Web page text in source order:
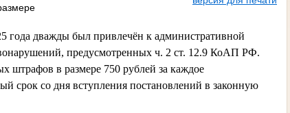
года дважды был привлечён к административной
предусмотренных ч. 2 ст. 12.9 КоАП РФ.
штрафов в размере 750 рублей за каждое
срок со дня вступления постановлений в законную